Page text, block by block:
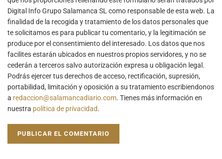
Digital Info Grupo Salamanca SL como responsable de esta web. La
finalidad de la recogida y tratamiento de los datos personales que
te solicitamos es para publicar tu comentario, y la legitimación se
produce por el consentimiento del interesado. Los datos que nos
facilites estarán ubicados en nuestros propios servidores, y no se
cederán a terceros salvo autorización expresa u obligación legal.
Podrás ejercer tus derechos de acceso, rectificación, supresión,
portabilidad, limitación y oposición a su tratamiento escribiendonos
a redaccion@salamancadiario.com. Tienes más información en
nuestra política de privacidad.